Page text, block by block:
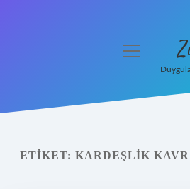
Yasal Uyarı
menüyü
ETIKET: KARDEŞLIK